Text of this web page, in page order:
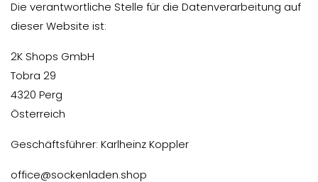
Die verantwortliche Stelle für die Datenverarbeitung auf
dieser Website ist:
2K Shops GmbH
Tobra 29
4320 Perg
Österreich
Geschäftsführer: Karlheinz Koppler
office@sockenladen.shop